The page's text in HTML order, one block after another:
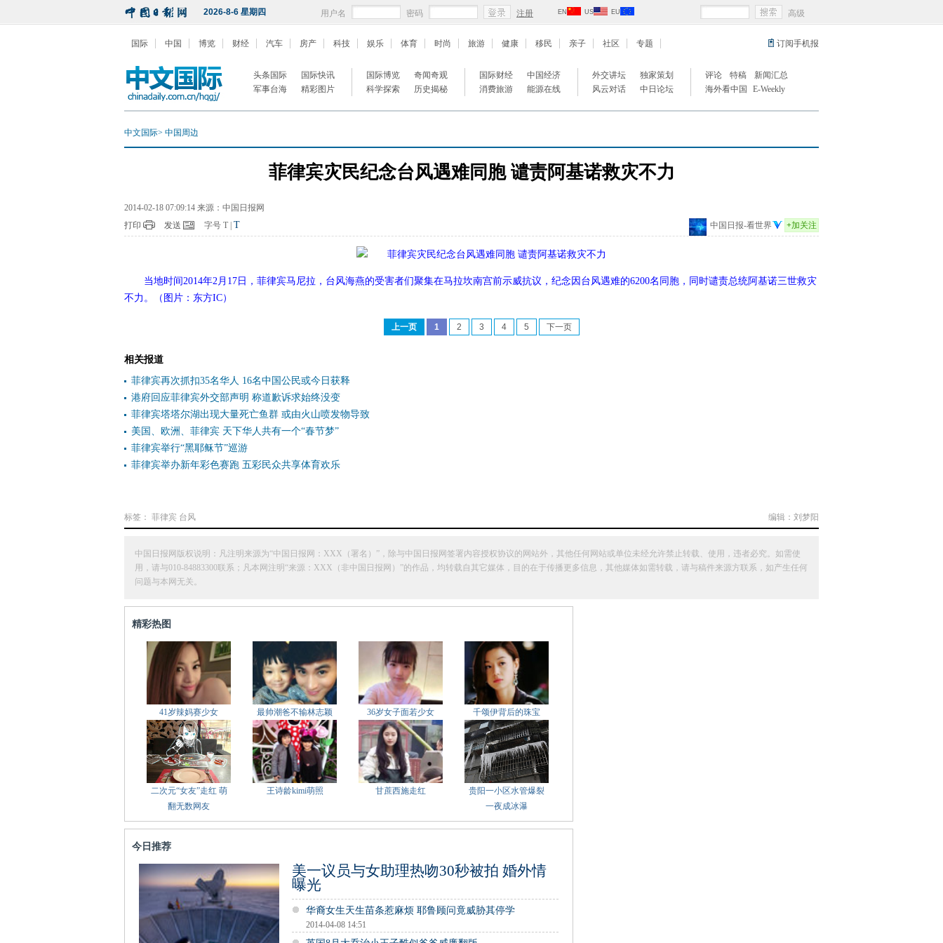
2026-8-6 星期四 用户名 密码 注册 EN US EU 高级
订阅手机报
国际 中国 博览 财经 汽车 房产 科技 娱乐 体育 时尚 旅游 健康 移民 亲子 社区 专题
头条国际
国际快讯
军事台海
精彩图片
国际博览
奇闻奇观
科学探索
历史揭秘
国际财经
中国经济
消费旅游
能源在线
外交讲坛
独家策划
风云对话
中日论坛
评论 特稿
新闻汇总
海外看中国
E-Weekly
中文国际> 中国周边
菲律宾灾民纪念台风遇难同胞 谴责阿基诺救灾不力
2014-02-18 07:09:14 来源：中国日报网
中国日报-看世界
+加关注
打印 发送 字号 T T
当地时间2014年2月17日，菲律宾马尼拉，台风海燕的受害者们聚集在马拉坎南宫前示威抗议，纪念因台风遇难的6200名同胞，同时谴责总统阿基诺三世救灾
不力。（图片：东方IC）
上一页 1 2 3 4 5 下一页
相关报道
菲律宾再次抓扣35名华人 16名中国公民或今日获释
港府回应菲律宾外交部声明 称道歉诉求始终没变
菲律宾塔塔尔湖出现大量死亡鱼群 或由火山喷发物导致
美国、欧洲、菲律宾 天下华人共有一个“春节梦”
菲律宾举行“黑耶稣节”巡游
菲律宾举办新年彩色赛跑 五彩民众共享体育欢乐
编辑：刘梦阳
标签： 菲律宾 台风
中国日报网版权说明：凡注明来源为“中国日报网：XXX（署名）”，除与中国日报网签署内容授权协议的网站外，其他任何网站或单位未经允许禁止转载、使用，违者必究。如需使
用，请与010-84883300联系；凡本网注明“来源：XXX（非中国日报网）”的作品，均转载自其它媒体，目的在于传播更多信息，其他媒体如需转载，请与稿件来源方联系，如产生任何
问题与本网无关。
精彩热图
41岁辣妈赛少女 最帅潮爸不输林志颖 36岁女子面若少女 千颂伊背后的珠宝
二次元“女友”走红 萌
翻无数网友
王诗龄kimi萌照 甘蔗西施走红
贵阳一小区水管爆裂
一夜成冰瀑
今日推荐
美一议员与女助理热吻30秒被拍 婚外情
曝光
华裔女生天生苗条惹麻烦 耶鲁顾问竟威胁其停学
2014-04-08 14:51